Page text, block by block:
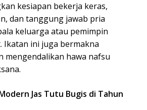
kesiapan bekerja keras,
dan tanggung jawab pria
keluarga atau pemimpin
Ikatan ini juga bermakna
mengendalikan hawa nafsu
Jas Tutu Bugis di Tahun